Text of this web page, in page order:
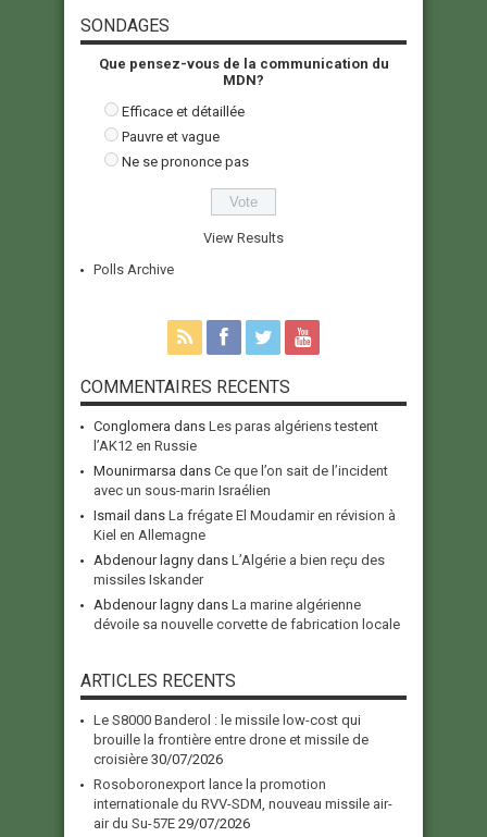
SONDAGES
Que pensez-vous de la communication du
MDN?
Efficace et détaillée
Pauvre et vague
Ne se prononce pas
View Results
Polls Archive
COMMENTAIRES RECENTS
Conglomera dans Les paras algériens testent
l’AK12 en Russie
Mounirmarsa dans Ce que l’on sait de l’incident
avec un sous-marin Israélien
Ismail dans La frégate El Moudamir en révision à
Kiel en Allemagne
Abdenour lagny dans L’Algérie a bien reçu des
missiles Iskander
Abdenour lagny dans La marine algérienne
dévoile sa nouvelle corvette de fabrication locale
ARTICLES RECENTS
Le S8000 Banderol : le missile low-cost qui
brouille la frontière entre drone et missile de
croisière 30/07/2026
Rosoboronexport lance la promotion
internationale du RVV-SDM, nouveau missile air-
air du Su-57E 29/07/2026